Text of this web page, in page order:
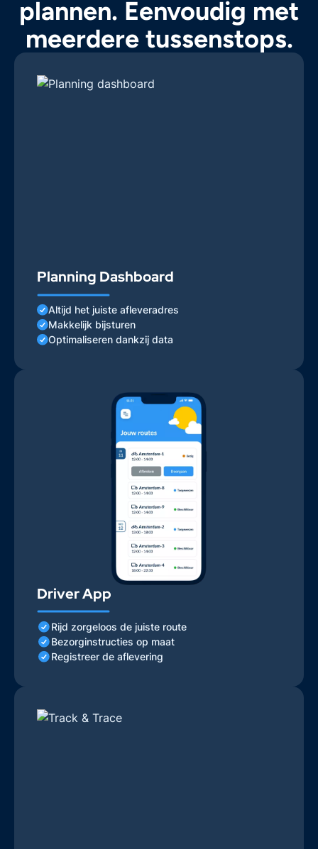
plannen. Eenvoudig met
meerdere tussenstops.
Planning Dashboard
Altijd het juiste afleveradres
Makkelijk bijsturen
Optimaliseren dankzij data
Driver App
Rijd zorgeloos de juiste route
Bezorginstructies op maat
Registreer de aflevering